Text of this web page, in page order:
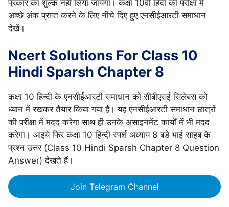
प्रकार का शुल्क नहीं लिया जायेगा। कक्षा 10वीं हिंदी की परीक्षा में
अच्छे अंक प्राप्त करने के लिए नीचे दिए हुए एनसीईआरटी समाधान
देखें।
Ncert Solutions For Class 10
Hindi Sparsh Chapter 8
कक्षा 10 हिन्दी के एनसीईआरटी समाधान को सीबीएसई सिलेबस को
ध्यान में रखकर तैयार किया गया है। यह एनसीईआरटी समाधान छात्रों
की परीक्षा में मदद करेगा साथ ही उनके असाइनमेंट कार्यों में भी मदद
करेगा। आइये फिर कक्षा 10 हिन्दी स्पर्श अध्याय 8 बड़े भाई साहब के
प्रश्न उत्तर (Class 10 Hindi Sparsh Chapter 8 Question
Answer) देखते हैं।
Join Telegram Channel